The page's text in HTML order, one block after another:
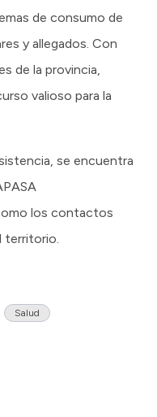
de consumo de
y allegados. Con
de la provincia,
valioso para la
se encuentra
los contactos
territorio.
Salud